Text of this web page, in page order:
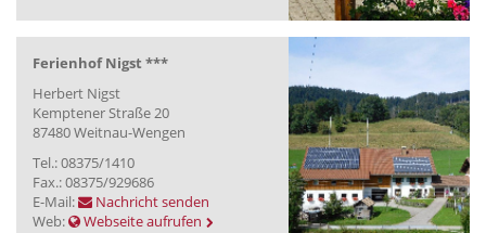
Ferienhof Nigst ***
Herbert Nigst
Kemptener Straße 20
87480 Weitnau-Wengen
Tel.: 08375/1410
Fax.: 08375/929686
E-Mail:
Nachricht senden
Web:
Webseite aufrufen